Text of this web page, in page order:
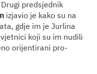
Drugi predsjednik
izjavio je kako su na
gdje im je Jurlina
koji su im nudili
orijentirani pro-